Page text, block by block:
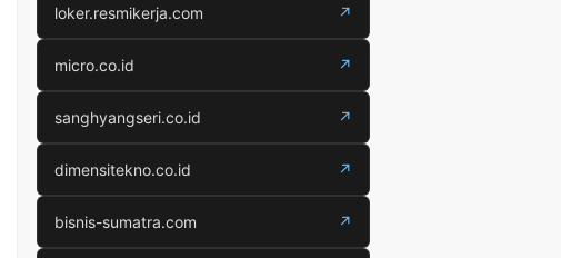
loker.resmikerja.com ↗
micro.co.id ↗
sanghyangseri.co.id ↗
dimensitekno.co.id ↗
bisnis-sumatra.com ↗